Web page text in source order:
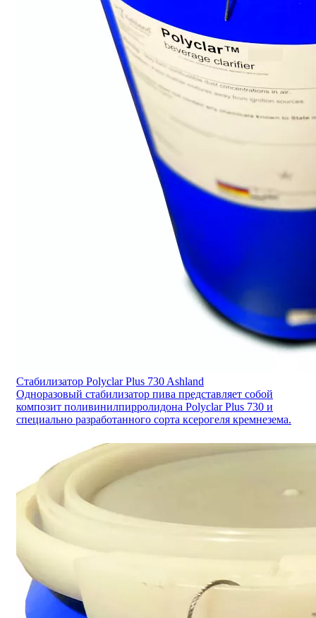
Стабилизатор Polyclar Plus 730 Ashland
Одноразовый стабилизатор пива представляет собой
композит поливинилпирролидона Polyclar Plus 730 и
специально разработанного сорта ксерогеля кремнезема.